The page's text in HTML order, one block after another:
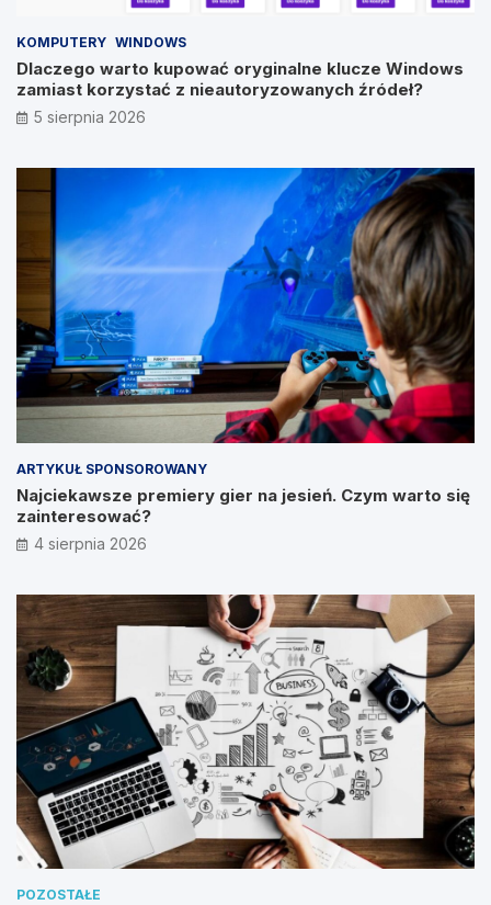
KOMPUTERY WINDOWS
Dlaczego warto kupować oryginalne klucze Windows
zamiast korzystać z nieautoryzowanych źródeł?
5 sierpnia 2026
ARTYKUŁ SPONSOROWANY
Najciekawsze premiery gier na jesień. Czym warto się
zainteresować?
4 sierpnia 2026
POZOSTAŁE